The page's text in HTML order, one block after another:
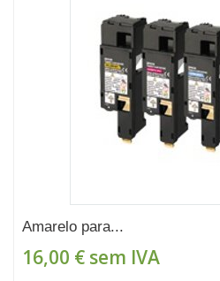
Amarelo para...
16,00 € sem IVA